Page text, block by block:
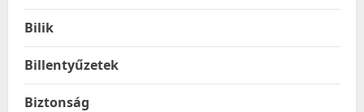
Bilik
Billentyűzetek
Biztonság